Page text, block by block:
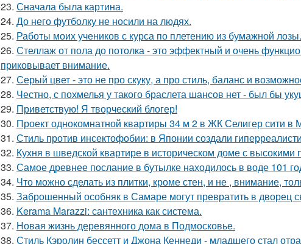
23. Сначала была картина.
24. До него футболку не носили на людях.
25. Работы моих учеников с курса по плетению из бумажной лозы.
26. Стеллаж от пола до потолка - это эффектный и очень
приковывает внимание.
27. Серый цвет - это не про скуку, а про стиль, баланс и
28. Честно, с похмелья у такого браслета шансов нет - был бы
29. Приветствую! Я творческий блогер!
30. Проект однокомнатной квартиры 34 м 2 в ЖК Селигер сити в
31. Стиль против инсектофобии: в Японии создали
32. Кухня в шведской квартире в историческом доме с высокими
33. Самое древнее послание в бутылке находилось в воде 101
34. Что можно сделать из плитки, кроме стен, и не , внимание,
35. Заброшенный особняк в Самаре могут превратить в дворец
36. Kerama Marazzi: сантехника как система.
37. Новая жизнь деревянного дома в Подмосковье.
38. Стиль Кэролин бессетт и Джона Кеннеди - младшего стал